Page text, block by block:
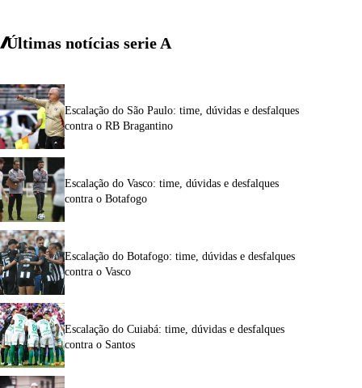
Últimas notícias serie A
Escalação do São Paulo: time, dúvidas e desfalques
contra o RB Bragantino
Escalação do Vasco: time, dúvidas e desfalques
contra o Botafogo
Escalação do Botafogo: time, dúvidas e desfalques
contra o Vasco
Escalação do Cuiabá: time, dúvidas e desfalques
contra o Santos